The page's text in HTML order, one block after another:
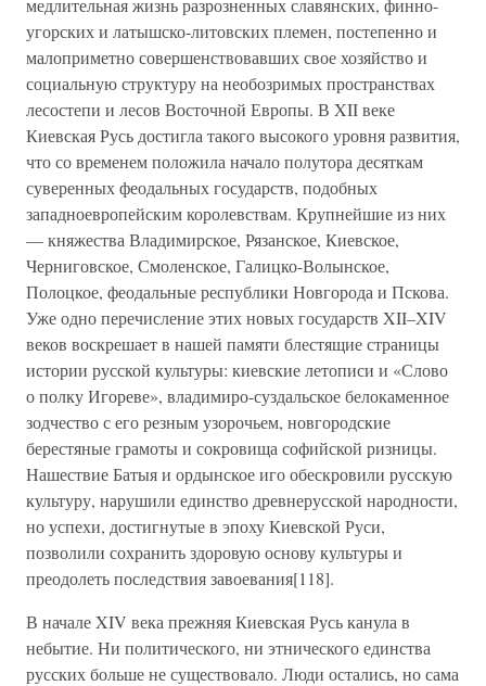
медлительная жизнь разрозненных славянских, финно-
угорских и латышско-литовских племен, постепенно и
малоприметно совершенствовавших свое хозяйство и
социальную структуру на необозримых пространствах
лесостепи и лесов Восточной Европы. В XII веке
Киевская Русь достигла такого высокого уровня развития,
что со временем положила начало полутора десяткам
суверенных феодальных государств, подобных
западноевропейским королевствам. Крупнейшие из них
— княжества Владимирское, Рязанское, Киевское,
Черниговское, Смоленское, Галицко-Волынское,
Полоцкое, феодальные республики Новгорода и Пскова.
Уже одно перечисление этих новых государств XII–XIV
веков воскрешает в нашей памяти блестящие страницы
истории русской культуры: киевские летописи и «Слово
о полку Игореве», владимиро-суздальское белокаменное
зодчество с его резным узорочьем, новгородские
берестяные грамоты и сокровища софийской ризницы.
Нашествие Батыя и ордынское иго обескровили русскую
культуру, нарушили единство древнерусской народности,
но успехи, достигнутые в эпоху Киевской Руси,
позволили сохранить здоровую основу культуры и
преодолеть последствия завоевания[118].
В начале XIV века прежняя Киевская Русь канула в
небытие. Ни политического, ни этнического единства
русских больше не существовало. Люди остались, но сама